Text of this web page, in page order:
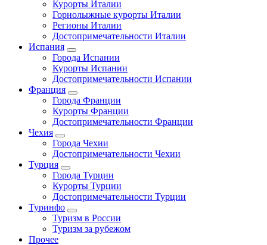
Курорты Италии
Горнолыжные курорты Италии
Регионы Италии
Достопримечательности Италии
Испания
Города Испании
Курорты Испании
Достопримечательности Испании
Франция
Города Франции
Курорты Франции
Достопримечательности Франции
Чехия
Города Чехии
Достопримечательности Чехии
Турция
Города Турции
Курорты Турции
Достопримечательности Турции
Туринфо
Туризм в России
Туризм за рубежом
Прочее